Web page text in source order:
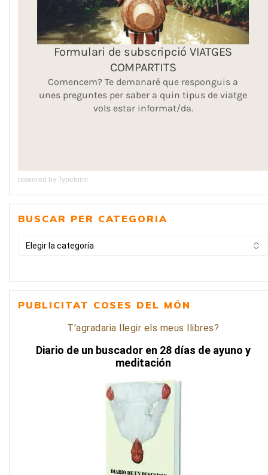
powered by Typeform
BUSCAR PER CATEGORIA
BUSCAR
PUBLICITAT COSES DEL MÓN
T'agradaria llegir els meus llibres?
Diario de un buscador en 28 días de ayuno y
meditación